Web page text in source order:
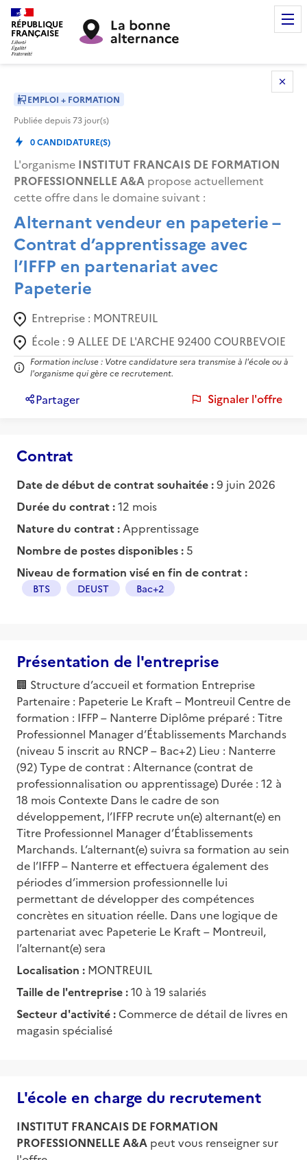
RÉPUBLIQUE
FRANÇAISE
EMPLOI + FORMATION
Publiée depuis73 jour(s)
0CANDIDATURE(S)
L'organisme INSTITUT FRANCAIS DE FORMATION
PROFESSIONNELLE A&A propose actuellement
cette offre dans le domaine suivant :
Alternant vendeur en papeterie –
Contrat d’apprentissage avec
l’IFFP en partenariat avec
Papeterie
Entreprise : MONTREUIL
École : 9 ALLEE DE L'ARCHE 92400 COURBEVOIE
Formation incluse : Votre candidature sera transmise à l'école ou à
l'organisme qui gère ce recrutement.
Partager Signaler l'offre
Contrat
Date de début de contrat souhaitée :9 juin 2026
Durée du contrat :12 mois
Nature du contrat : Apprentissage
Nombre de postes disponibles : 5
Niveau de formation visé en fin de contrat :
BTS DEUST Bac+2
Présentation de l'entreprise
🏢 Structure d’accueil et formation Entreprise
Partenaire : Papeterie Le Kraft – Montreuil Centre de
formation : IFFP – Nanterre Diplôme préparé : Titre
Professionnel Manager d’Établissements Marchands
(niveau 5 inscrit au RNCP – Bac+2) Lieu : Nanterre
(92) Type de contrat : Alternance (contrat de
professionnalisation ou apprentissage) Durée : 12 à
18 mois Contexte Dans le cadre de son
développement, l’IFFP recrute un(e) alternant(e) en
Titre Professionnel Manager d’Établissements
Marchands. L’alternant(e) suivra sa formation au sein
de l’IFFP – Nanterre et effectuera également des
périodes d’immersion professionnelle lui
permettant de développer des compétences
concrètes en situation réelle. Dans une logique de
partenariat avec Papeterie Le Kraft – Montreuil,
l’alternant(e) sera
Localisation : MONTREUIL
Taille de l'entreprise :10 à 19 salariés
Secteur d'activité : Commerce de détail de livres en
magasin spécialisé
L'école en charge du recrutement
INSTITUT FRANCAIS DE FORMATION
PROFESSIONNELLE A&A peut vous renseigner sur